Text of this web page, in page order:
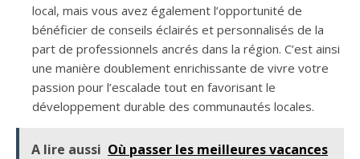
local, mais vous avez également l’opportunité de
bénéficier de conseils éclairés et personnalisés de la
part de professionnels ancrés dans la région. C’est ainsi
une manière doublement enrichissante de vivre votre
passion pour l’escalade tout en favorisant le
développement durable des communautés locales.
A lire aussi Où passer les meilleures vacances